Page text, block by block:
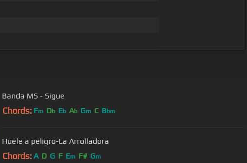
Banda MS - Sigue
Chords: Fm Db Eb Ab Gm C Bbm
Huele a peligro-La Arrolladora
Chords: A D G F Em F# Gm